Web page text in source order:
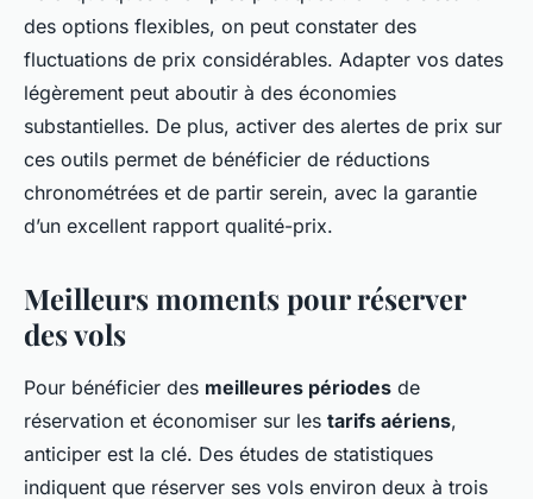
des options flexibles, on peut constater des
fluctuations de prix considérables. Adapter vos dates
légèrement peut aboutir à des économies
substantielles. De plus, activer des alertes de prix sur
ces outils permet de bénéficier de réductions
chronométrées et de partir serein, avec la garantie
d’un excellent rapport qualité-prix.
Meilleurs moments pour réserver
des vols
Pour bénéficier des meilleures périodes de
réservation et économiser sur les tarifs aériens,
anticiper est la clé. Des études de statistiques
indiquent que réserver ses vols environ deux à trois